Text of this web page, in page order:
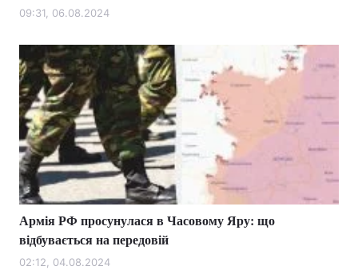
09:31, 06.08.2024
Армія РФ просунулася в Часовому Яру: що
відбувається на передовій
02:12, 04.08.2024